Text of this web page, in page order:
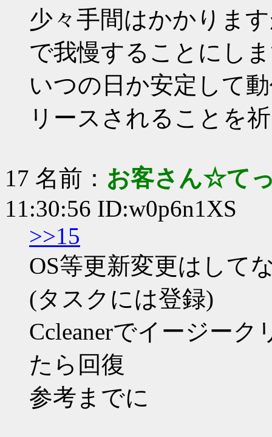
少々手間はかかりま
で我慢することにし
いつの日か安定して
リースされることを
17 名前： お客さん☆て
11:30:56 ID:w0p6n1XS
>>15
OS等更新変更はして
(タスクには登録)
Ccleanerでイージー
たら回復
参考までに